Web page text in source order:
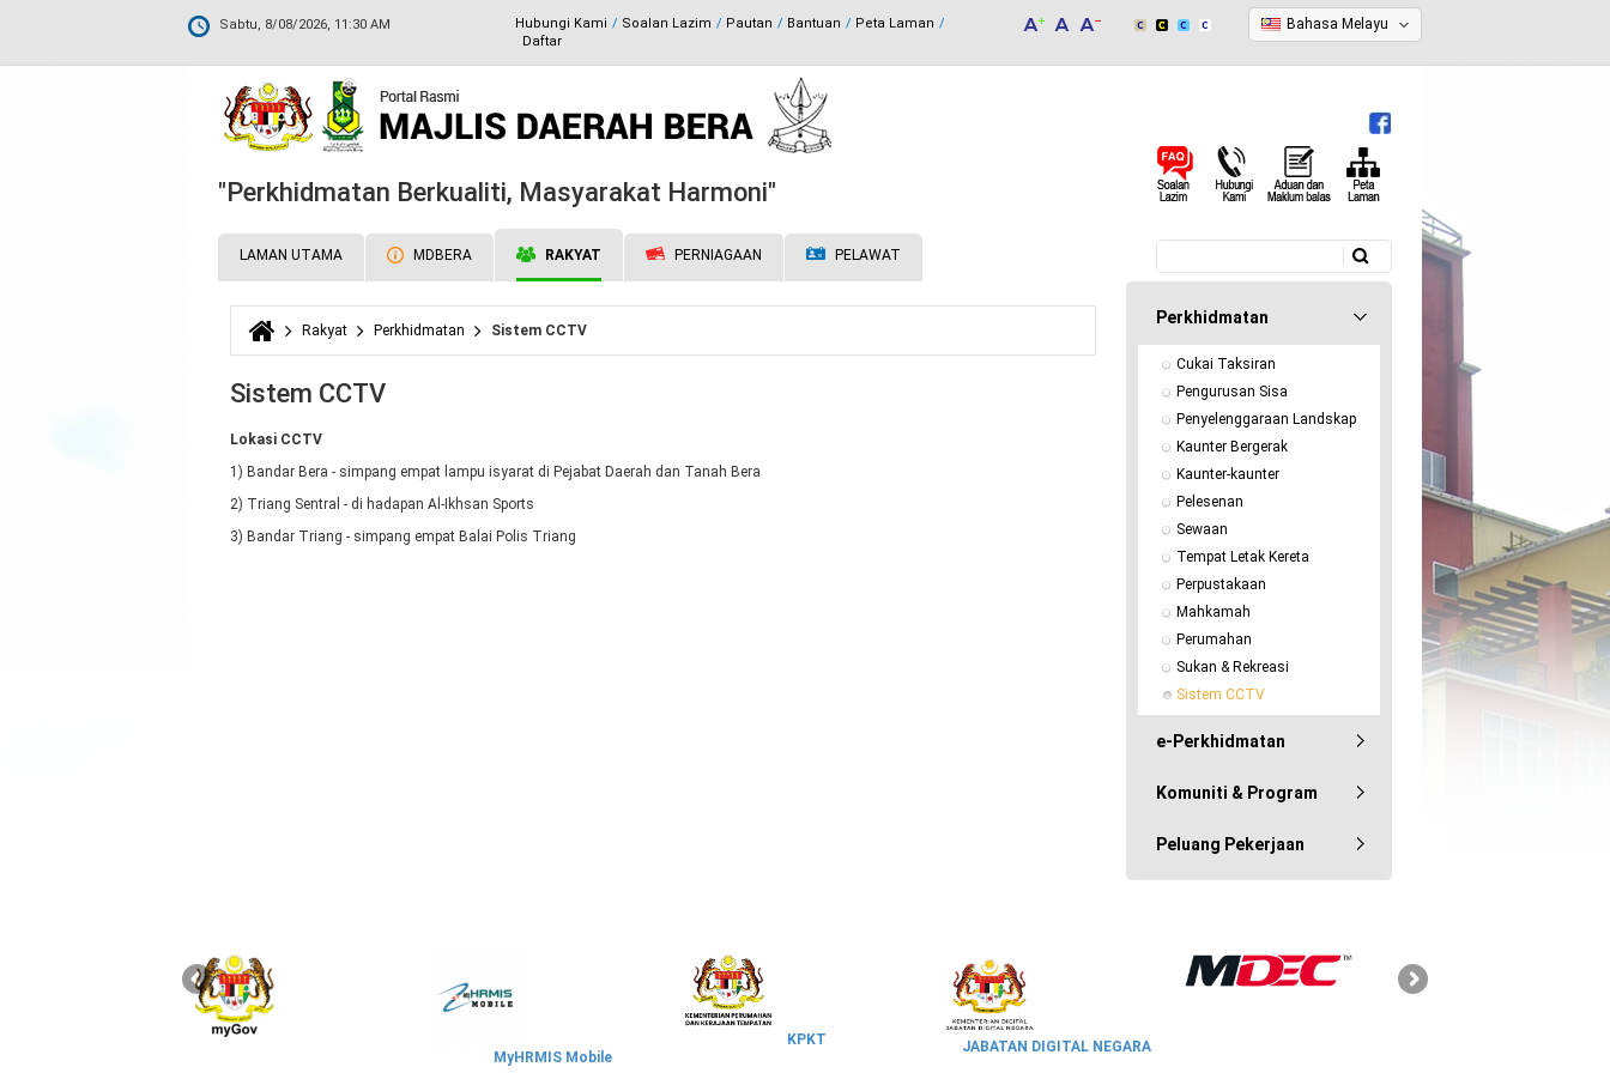
Sabtu, 8/08/2026, 11:30 AM Hubungi Kami Soalan Lazim Pautan Bantuan
Peta Laman
Daftar
Bahasa Melayu
"Perkhidmatan Berkualiti, Masyarakat Harmoni"
LAMAN UTAMA MDBERA RAKYAT PERNIAGAAN PELAWAT
Borang carian
Anda di sini
Rakyat Perkhidmatan Sistem CCTV
Sistem CCTV
Lokasi CCTV
1) Bandar Bera - simpang empat lampu isyarat di Pejabat Daerah dan Tanah Bera
2) Triang Sentral - di hadapan Al-Ikhsan Sports
3) Bandar Triang - simpang empat Balai Polis Triang
Perkhidmatan
Cukai Taksiran
Pengurusan Sisa
Penyelenggaraan Landskap
Kaunter Bergerak
Kaunter-kaunter
Pelesenan
Sewaan
Tempat Letak Kereta
Perpustakaan
Mahkamah
Perumahan
Sukan & Rekreasi
Sistem CCTV
e-Perkhidmatan
Komuniti & Program
Peluang Pekerjaan
MyHRMIS Mobile
KPKT JABATAN DIGITAL NEGARA